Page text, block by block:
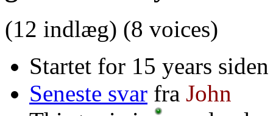
(12 indlæg) (8 voices)
Startet for 15 years
Seneste svar fra John